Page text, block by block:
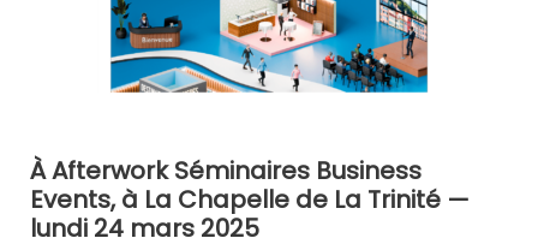
À Afterwork Séminaires Business
Events, à La Chapelle de La Trinité —
lundi 24 mars 2025